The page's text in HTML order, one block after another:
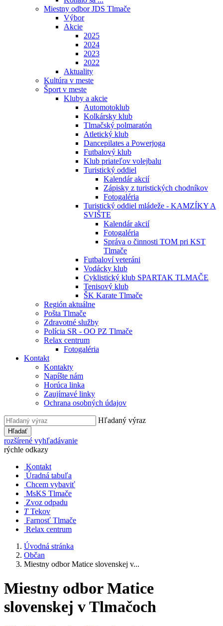
Miestny odbor JDS Tlmače
Výbor
Akcie
2025
2024
2023
2022
Aktuality
Kultúra v meste
Šport v meste
Kluby a akcie
Automotoklub
Kolkársky klub
Tlmačský polmaratón
Atletický klub
Dancepilates a Powerjoga
Futbalový klub
Klub priateľov volejbalu
Turistický oddiel
Kalendár akcií
Zápisky z turistických chodníkov
Fotogaléria
Turistický oddiel mládeže - KAMZÍKY A
SVIŠTE
Kalendár akcií
Fotogaléria
Správa o činnosti TOM pri KST
Tlmače
Futbaloví veteráni
Vodácky klub
Cyklistický klub SPARTAK TLMAČE
Tenisový klub
ŠK Karate Tlmače
Región aktuálne
Pošta Tlmače
Zdravotné služby
Polícia SR - OO PZ Tlmače
Relax centrum
Fotogaléria
Kontakt
Kontakty
Napíšte nám
Horúca linka
Zaujímavé linky
Ochrana osobných údajov
Hľadaný výraz
Hľadať
rozšírené vyhľadávanie
rýchle odkazy
Kontakt
Úradná tabuľa
Chcem vybaviť
MsKS Tlmače
Zvoz odpadu
T Tekov
Farnosť Tlmače
Relax centrum
Úvodná stránka
Občan
Miestny odbor Matice slovenskej v...
Miestny odbor Matice
slovenskej v Tlmačoch